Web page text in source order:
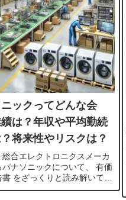
ックってどんな会
は？年収や平均勤続
将来性やリスクは？
総合エレクトロニクスメーカ
パナソニックについて、 有価
をざっくりと読み解いてい
思います。時価総額は、2022